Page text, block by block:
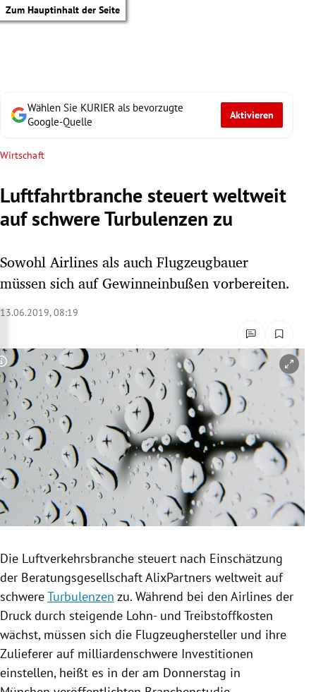
Zum Hauptinhalt der Seite
Untermenü
Untermenü
Untermenü
Untermenü
Untermenü
Untermenü
Untermenü
Wählen Sie KURIER als bevorzugte
Google-Quelle
Aktivieren
Wirtschaft
Luftfahrtbranche steuert weltweit
auf schwere Turbulenzen zu
Sowohl Airlines als auch Flugzeugbauer
müssen sich auf Gewinneinbußen vorbereiten.
13.06.2019, 08:19
Copyright-Hinweis öffnen/schließen
Die Luftverkehrsbranche steuert nach Einschätzung
der BeratungsgesellschaftAlixPartners weltweit auf
schwereTurbulenzen zu. Während bei den Airlines der
Druck durch steigende Lohn- und Treibstoffkosten
wächst, müssen sich die Flugzeughersteller und ihre
Zulieferer auf milliardenschwere Investitionen
einstellen, heißt es in der am Donnerstag in